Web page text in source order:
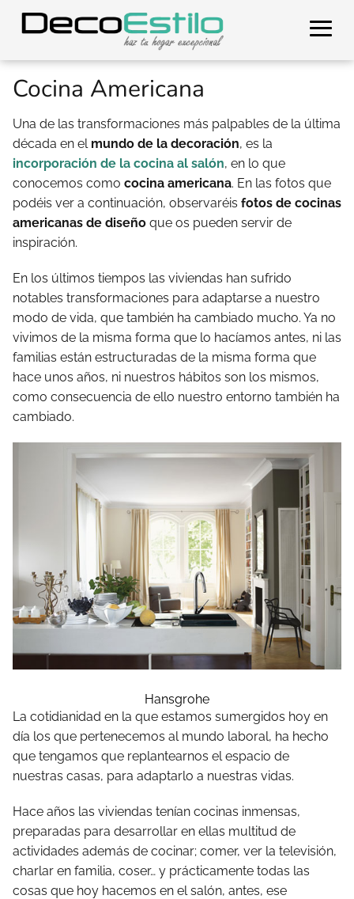
Cocina Americana
Una de las transformaciones más palpables de la última
década en el mundo de la decoración, es la
incorporación de la cocina al salón, en lo que
conocemos como cocina americana. En las fotos que
podéis ver a continuación, observaréis fotos de cocinas
americanas de diseño que os pueden servir de
inspiración.
En los últimos tiempos las viviendas han sufrido
notables transformaciones para adaptarse a nuestro
modo de vida, que también ha cambiado mucho. Ya no
vivimos de la misma forma que lo hacíamos antes, ni las
familias están estructuradas de la misma forma que
hace unos años, ni nuestros hábitos son los mismos,
como consecuencia de ello nuestro entorno también ha
cambiado.
Hansgrohe
La cotidianidad en la que estamos sumergidos hoy en
día los que pertenecemos al mundo laboral, ha hecho
que tengamos que replantearnos el espacio de
nuestras casas, para adaptarlo a nuestras vidas.
Hace años las viviendas tenían cocinas inmensas,
preparadas para desarrollar en ellas multitud de
actividades además de cocinar; comer, ver la televisión,
charlar en familia, coser… y prácticamente todas las
cosas que hoy hacemos en el salón, antes, ese